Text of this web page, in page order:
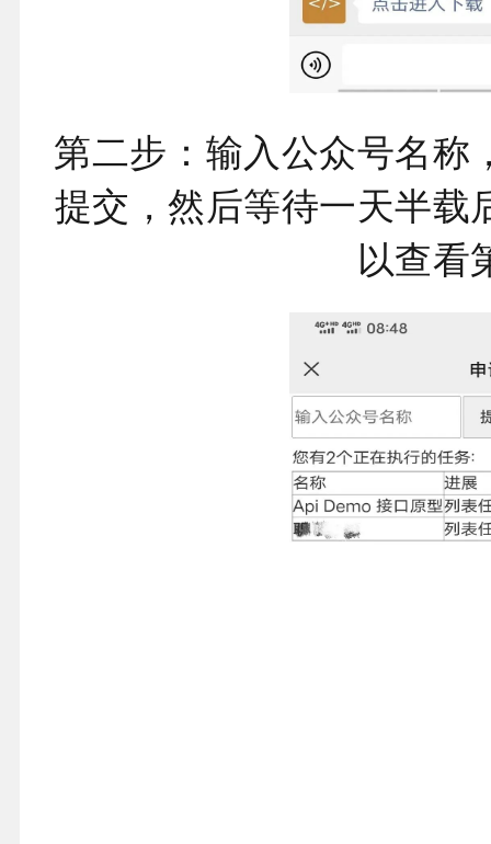
第二步：输入公众号名称
提交，然后等待一天半载
以查看